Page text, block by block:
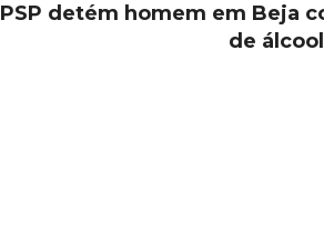
PSP detém homem em Beja
de